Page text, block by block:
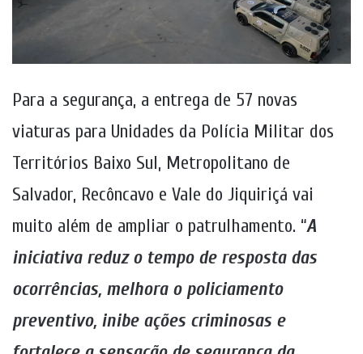
Para a segurança, a entrega de 57 novas
viaturas para Unidades da Polícia Militar dos
Territórios Baixo Sul, Metropolitano de
Salvador, Recôncavo e Vale do Jiquiriçá vai
muito além de ampliar o patrulhamento. “A
iniciativa reduz o tempo de resposta das
ocorrências, melhora o policiamento
preventivo, inibe ações criminosas e